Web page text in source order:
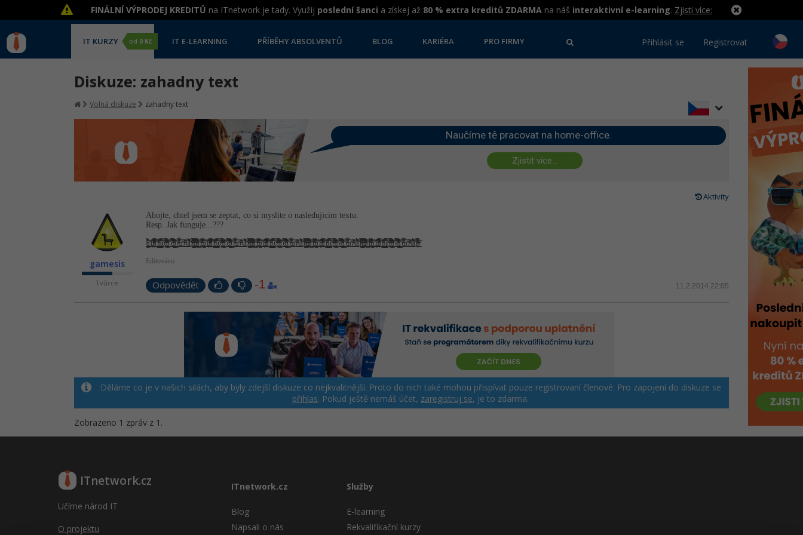
FINÁLNÍ VÝPRODEJ KREDITŮ na ITnetwork je tady. Využij poslední šanci a získej až 80 % extra kreditů ZDARMA na náš interaktivní e-learning. Zjisti více:
IT KURZY od 0 Kč IT E-LEARNING PŘÍBĚHY ABSOLVENTŮ BLOG KARIÉRA PRO FIRMY Přihlásit se Registrovat
Diskuze: zahadny text
Volná diskuze zahadny text
Naučíme tě pracovat na home-office.
Zjistit více...
Aktivity
gamesis
Tvůrce
Ahojte, chtel jsem se zeptat, co si myslite o nasledujicim textu:
Resp. Jak funguje...???
l̵̢̺̩̟̹͔̝̠̩͈̮̭̞̭̰͖̹͈̓̑ͬ̆́̀̋͜͝ͅo̦͖̖̘͇͍̥͚̩̦̝̥̗͚̠͙͚͇̾̔͗͗ͪͪ̔͜͝l̸̡͍̟̫̙̦̗̠̯͔̣̉̾ͪ̆ͤ̿͊̂͋̋ͤͬ́̔ͭ̚͟͝͝o̵͊ͭ̍̊ͤ͆̇͊̍ͥ͘͏̻͔̭͕̖̘̯̙̯̳̝͕̳͇̜͖͙ḷ̢̻̜̫̟͓̳̳͈̺̖̗̲̿̏͑̇̌̄̈̓͑̀́͘oͭ̿ͫͯ̔̈͋̊̓ͮ̄͗̈́̓͂̾ͯ͘͘͞҉̖̩̮̞̜͉̲̼̦lͯ̆̀̀ͧͨͧ̇̋ͥ̓̒ͭͦ͊͟͏͔̳̥͇̠̩̼̲̦̥̯̙̻͘ǒ̸̢̖͇̩̭̖̑̑̊̈́͑̀̎͑͂͆̂̿̀͘͡l̡ͨ͒̉́̆̑ͯͭ̃͌̐͊ͪ̒̄̌̑ͩ͏͓̪̝̲̝͓̺͈̘̠̫̘o̴̴̝̙̫̘̘̜̭̜̰̳̖͓̱̖̙͉ͪ͑̓ͣ̈́͑̍̉̚̕͟l̶̢̢̩̲̠̣͖̫͕͖̱͆̀̀̔̂͢ỏ̶̴̟̲͖͇̻ͪ̄͌ͯ͢͜ľ̷̛̯͔͚͚̖̹̫̖̠̫̭̗ͧ̊̌͛̋̎̊́̚͢͢ȯ̷̯͍͍̫̦ͪ̂ͫ́̋͌̿͛̀ͩ́̀͂ͮ͟͞l̴̸̴̘̫̩̗̞̻͓̳̳̟͍͙͇͈͓͓̯̬̫ͦ̿͋ͣ̏́̀͒͒͆ͧ̚l̷͓̰̬͓̩͖̻̜̞̦̦̩̹̲̭͍̙̱̽̉ͣͭ̔̃̽̆̇ͩ̒ͦ̎ͬ́͠o̶̞̩̻͇̫̠̞̳̬̹̬̮͕͚̭͔̯̖ͤͥ̏͆́̒̐́ͪͧͦ̈̎͡͝l̵̢̺̩̟̹͔̝̠̩͈̮̭̞̭̰͖̹͈̓̑ͬ̆́̀̋͜͝ͅo̦͖̖̘͇͍̥͚̩̦̝̥̗͚̠͙͚͇̾̔͗͗ͪͪ̔͜͝l̸̡͍̟̫̙̦̗̠̯͔̣̉̾ͪ̆ͤ̿͊̂͋̋ͤͬ́̔ͭ̚͟͝͝o̵͊ͭ̍̊ͤ͆̇͊̍ͥ͘͏̻͔̭͕̖̘̯̙̯̳̝͕̳͇̜͖͙ḷ̢̻̜̫̟͓̳̳͈̺̖̗̲̿̏͑̇̌̄̈̓͑̀́͘oͭ̿ͫͯ̔̈͋̊̓ͮ̄͗̈́̓͂̾ͯ͘͘͞҉̖̩̮̞̜͉̲̼̦lͯ̆̀̀ͧͨͧ̇̋ͥ̓̒ͭͦ͊͟͏͔̳̥͇̠̩̼̲̦̥̯̙̻͘ǒ̸̢̖͇̩̭̖̑̑̊̈́͑̀̎͑͂͆̂̿̀͘͡l̡ͨ͒̉́̆̑ͯͭ̃͌̐͊ͪ̒̄̌̑ͩ͏͓̪̝̲̝͓̺͈̘̠̫̘o̴̴̝̙̫̘̘̜̭̜̰̳̖͓̱̖̙͉ͪ͑̓ͣ̈́͑̍̉̚̕͟l̶̢̢̩̲̠̣͖̫͕͖̱͆̀̀̔̂͢ỏ̶̴̟̲͖͇̻ͪ̄͌ͯ͢͜ľ̷̛̯͔͚͚̖̹̫̖̠̫̭̗ͧ̊̌͛̋̎̊́̚͢͢ȯ̷̯͍͍̫̦ͪ̂ͫ́̋͌̿͛̀ͩ́̀͂ͮ͟͞l̴̸̴̘̫̩̗̞̻͓̳̳̟͍͙͇͈͓͓̯̬̫ͦ̿͋ͣ̏́̀͒͒͆ͧ̚l̷͓̰̬͓̩͖̻̜̞̦̦̩̹̲̭͍̙̱̽̉ͣͭ̔̃̽̆̇ͩ̒ͦ̎ͬ́͠o̶̞̩̻͇̫̠̞̳̬̹̬̮͕͚̭͔̯̖ͤͥ̏͆́̒̐́ͪͧͦ̈̎͡͝l̵̢̺̩̟̹͔̝̠̩͈̮̭̞̭̰͖̹͈̓̑ͬ̆́̀̋͜͝ͅo̦͖̖̘͇͍̥͚̩̦̝̥̗͚̠͙͚͇̾̔͗͗ͪͪ̔͜͝l̸̡͍̟̫̙̦̗̠̯͔̣̉̾ͪ̆ͤ̿͊̂͋̋ͤͬ́̔ͭ̚͟͝͝o̵͊ͭ̍̊ͤ͆̇͊̍ͥ͘͏̻͔̭͕̖̘̯̙̯̳̝͕̳͇̜͖͙ḷ̢̻̜̫̟͓̳̳͈̺̖̗̲̿̏͑̇̌̄̈̓͑̀́͘oͭ̿ͫͯ̔̈͋̊̓ͮ̄͗̈́̓͂̾ͯ͘͘͞҉̖̩̮̞̜͉̲̼̦lͯ̆̀̀ͧͨͧ̇̋ͥ̓̒ͭͦ͊͟͏͔̳̥͇̠̩̼̲̦̥̯̙̻͘ǒ̸̢̖͇̩̭̖̑̑̊̈́͑̀̎͑͂͆̂̿̀͘͡l̡ͨ͒̉́̆̑ͯͭ̃͌̐͊ͪ̒̄̌̑ͩ͏͓̪̝̲̝͓̺͈̘̠̫̘o̴̴̝̙̫̘̘̜̭̜̰̳̖͓̱̖̙͉ͪ͑̓ͣ̈́͑̍̉̚̕͟l̶̢̢̩̲̠̣͖̫͕͖̱͆̀̀̔̂͢ỏ̶̴̟̲͖͇̻ͪ̄͌ͯ͢͜ľ̷̛̯͔͚͚̖̹̫̖̠̫̭̗ͧ̊̌͛̋̎̊́̚͢͢ȯ̷̯͍͍̫̦ͪ̂ͫ́̋͌̿͛̀ͩ́̀͂ͮ͟͞l̴̸̴̘̫̩̗̞̻͓̳̳̟͍͙͇͈͓͓̯̬̫ͦ̿͋ͣ̏́̀͒͒͆ͧ̚l̷͓̰̬͓̩͖̻̜̞̦̦̩̹̲̭͍̙̱̽̉ͣͭ̔̃̽̆̇ͩ̒ͦ̎ͬ́͠o̶̞̩̻͇̫̠̞̳̬̹̬̮͕͚̭͔̯̖ͤͥ̏͆́̒̐́ͪͧͦ̈̎͡͝l̵̢̺̩̟̹͔̝̠̩͈̮̭̞̭̰͖̹͈̓̑ͬ̆́̀̋͜͝ͅo̦͖̖̘͇͍̥͚̩̦̝̥̗͚̠͙͚͇̾̔͗͗ͪͪ̔͜͝l̸̡͍̟̫̙̦̗̠̯͔̣̉̾ͪ̆ͤ̿͊̂͋̋ͤͬ́̔ͭ̚͟͝͝o̵͊ͭ̍̊ͤ͆̇͊̍ͥ͘͏̻͔̭͕̖̘̯̙̯̳̝͕̳͇̜͖͙ḷ̢̻̜̫̟͓̳̳͈̺̖̗̲̿̏͑̇̌̄̈̓͑̀́͘oͭ̿ͫͯ̔̈͋̊̓ͮ̄͗̈́̓͂̾ͯ͘͘͞҉̖̩̮̞̜͉̲̼̦lͯ̆̀̀ͧͨͧ̇̋ͥ̓̒ͭͦ͊͟͏͔̳̥͇̠̩̼̲̦̥̯̙̻͘ǒ̸̢̖͇̩̭̖̑̑̊̈́͑̀̎͑͂͆̂̿̀͘͡l̡ͨ͒̉́̆̑ͯͭ̃͌̐͊ͪ̒̄̌̑ͩ͏͓̪̝̲̝͓̺͈̘̠̫̘o̴̴̝̙̫̘̘̜̭̜̰̳̖͓̱̖̙͉ͪ͑̓ͣ̈́͑̍̉̚̕͟l̶̢̢̩̲̠̣͖̫͕͖̱͆̀̀̔̂͢ỏ̶̴̟̲͖͇̻ͪ̄͌ͯ͢͜ľ̷̛̯͔͚͚̖̹̫̖̠̫̭̗ͧ̊̌͛̋̎̊́̚͢͢ȯ̷̯͍͍̫̦ͪ̂ͫ́̋͌̿͛̀ͩ́̀͂ͮ͟͞l̴̸̴̘̫̩̗̞̻͓̳̳̟͍͙͇͈͓͓̯̬̫ͦ̿͋ͣ̏́̀͒͒͆ͧ̚l̷͓̰̬͓̩͖̻̜̞̦̦̩̹̲̭͍̙̱̽̉ͣͭ̔̃̽̆̇ͩ̒ͦ̎ͬ́͠o̶̞̩̻͇̫̠̞̳̬̹̬̮͕͚̭͔̯̖ͤͥ̏͆́̒̐́ͪͧͦ̈̎͡͝l̵̢̺̩̟̹͔̝̠̩͈̮̭̞̭̰͖̹͈̓̑ͬ̆́̀̋͜͝ͅo̦͖̖̘͇͍̥͚̩̦̝̥̗͚̠͙͚͇̾̔͗͗ͪͪ̔͜͝l̸̡͍̟̫̙̦̗̠̯͔̣̉̾ͪ̆ͤ̿͊̂͋̋ͤͬ́̔ͭ̚͟͝͝o̵͊ͭ̍̊ͤ͆̇͊̍ͥ͘͏̻͔̭͕̖̘̯̙̯̳̝͕̳͇̜͖͙ḷ̢̻̜̫̟͓̳̳͈̺̖̗̲̿̏͑̇̌̄̈̓͑̀́͘oͭ̿ͫͯ̔̈͋̊̓ͮ̄͗̈́̓͂̾ͯ͘͘͞҉̖̩̮̞̜͉̲̼̦lͯ̆̀̀ͧͨͧ̇̋ͥ̓̒ͭͦ͊͟͏͔̳̥͇̠̩̼̲̦̥̯̙̻͘ǒ̸̢̖͇̩̭̖̑̑̊̈́͑̀̎͑͂͆̂̿̀͘͡l̡ͨ͒̉́̆̑ͯͭ̃͌̐͊ͪ̒̄̌̑ͩ͏͓̪̝̲̝͓̺͈̘̠̫̘o̴̴̝̙̫̘̘̜̭̜̰̳̖͓̱̖̙͉ͪ͑̓ͣ̈́͑̍̉̚̕͟l̶̢̢̩̲̠̣͖̫͕͖̱͆̀̀̔̂͢ỏ̶̴̟̲͖͇̻ͪ̄͌ͯ͢͜ľ̷̛̯͔͚͚̖̹̫̖̠̫̭̗ͧ̊̌͛̋̎̊́̚͢͢ȯ̷̯͍͍̫̦ͪ̂ͫ́̋͌̿͛̀ͩ́̀͂ͮ͟͞l̴̸̴̘̫̩
Editováno
Odpovědět -1 11.2.2014 22:05
Děláme co je v našich silách, aby byly zdejší diskuze co nejkvalitnější. Proto do nich také mohou přispívat pouze registrovaní členové. Pro zapojení do diskuze se
přihlas. Pokud ještě nemáš účet, zaregistruj se, je to zdarma.
Zobrazeno 1 zpráv z 1.
ITnetwork.cz
Učíme národ IT
O projektu
ITnetwork.cz
Blog
Napsali o nás
Služby
E-learning
Rekvalifikační kurzy